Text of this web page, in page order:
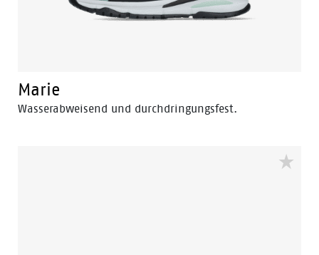
Marie
Wasserabweisend und durchdringungsfest.